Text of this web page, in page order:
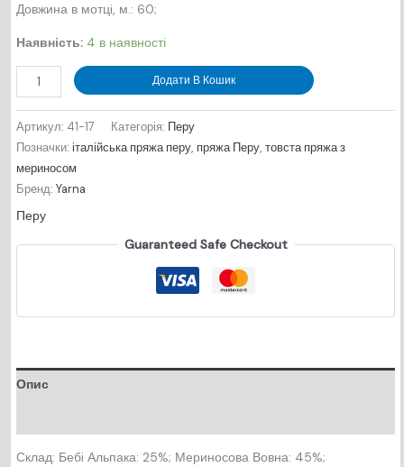
Довжина в мотцi, м.: 60;
Наявність: 4 в наявності
Пряжа
Перу
408
колір
хакі
кількість
Додати В Кошик
Артикул: 41-17 Категорія: Перу
Позначки: італійська пряжа перу, пряжа Перу, товста пряжа з
мериносом
Бренд: Yarna
Перу
Guaranteed Safe Checkout
Опис
Склад: Бебi Альпака: 25%; Мериносова Вовна: 45%;